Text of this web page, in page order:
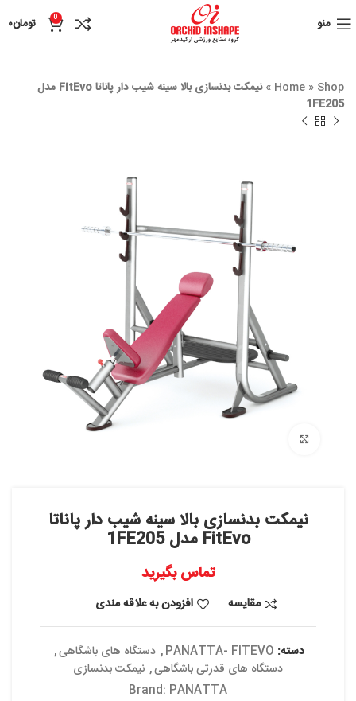
منو 0 تومان۰
Home » Shop
»
نیمکت بدنسازی بالا سینه شیب دار پاناتا FitEvo مدل
1FE205
نیمکت بدنسازی بالا سینه شیب دار پاناتا
FitEvo مدل 1FE205
تماس بگیرید
مقایسه افزودن به علاقه مندی
دسته: PANATTA- FITEVO
, دستگاه های باشگاهی,
دستگاه های قدرتی باشگاهی, نیمکت بدنسازی
Brand: PANATTA